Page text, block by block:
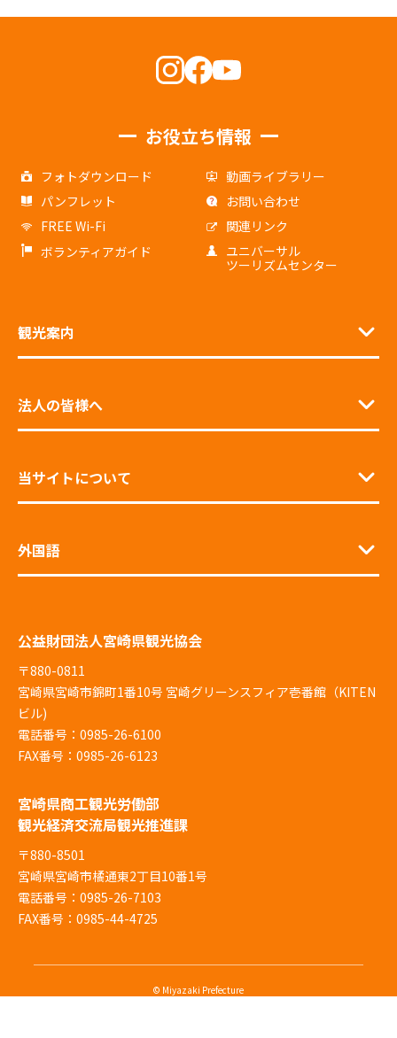
お役立ち情報
フォトダウンロード
動画ライブラリー
パンフレット
お問い合わせ
FREE Wi-Fi
関連リンク
ボランティアガイド
ユニバーサル
ツーリズムセンター
観光案内
法人の皆様へ
当サイトについて
外国語
公益財団法人宮崎県観光協会
〒880-0811
宮崎県宮崎市錦町1番10号 宮崎グリーンスフィア壱番館（KITEN
ビル)
電話番号：0985-26-6100
FAX番号：0985-26-6123
宮崎県商工観光労働部
観光経済交流局観光推進課
〒880-8501
宮崎県宮崎市橘通東2丁目10番1号
電話番号：0985-26-7103
FAX番号：0985-44-4725
© Miyazaki Prefecture